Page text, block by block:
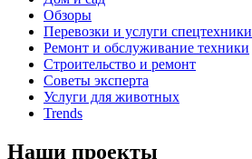
Обзоры
Перевозки и услуги спецтехники
Ремонт и обслуживание техники
Строительство и ремонт
Советы эксперта
Услуги для животных
Trends
Наши проекты